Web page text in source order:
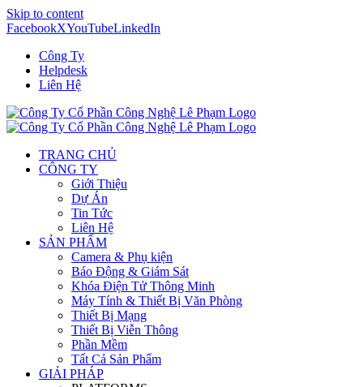
Skip to content
FacebookXYouTubeLinkedIn
Công Ty
Helpdesk
Liên Hệ
TRANG CHỦ
CÔNG TY
Giới Thiệu
Dự Án
Tin Tức
Liên Hệ
SẢN PHẨM
Camera & Phụ kiện
Báo Động & Giám Sát
Khóa Điện Tử Thông Minh
Máy Tính & Thiết Bị Văn Phòng
Thiết Bị Mạng
Thiết Bị Viễn Thông
Phần Mềm
Tất Cả Sản Phẩm
GIẢI PHÁP